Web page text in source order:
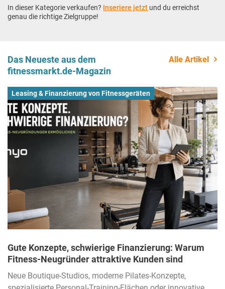
In dieser Kategorie verkaufen? Inseriere jetzt und du erreichst
genau die richtige Zielgruppe!
Das Neueste aus dem
fitnessmarkt.de-Magazin
Alle Artikel
Leasing & Finanzierung von Fitnessgeräten
Gute Konzepte, schwierige Finanzierung: Warum
Fitness-Neugründer attraktive Kunden sind
Neue Boutique-Studios, moderne Pilates-Konzepte,